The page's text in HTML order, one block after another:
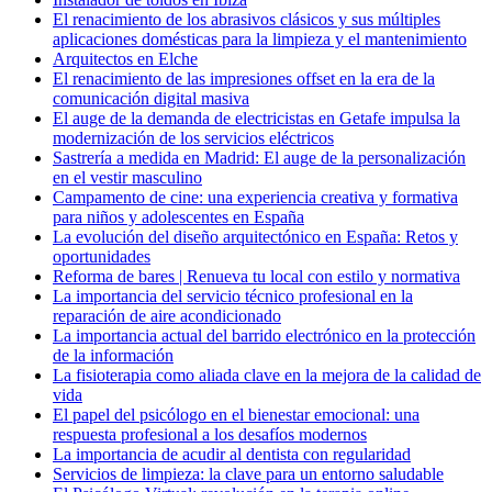
El renacimiento de los abrasivos clásicos y sus múltiples
aplicaciones domésticas para la limpieza y el mantenimiento
Arquitectos en Elche
El renacimiento de las impresiones offset en la era de la
comunicación digital masiva
El auge de la demanda de electricistas en Getafe impulsa la
modernización de los servicios eléctricos
Sastrería a medida en Madrid: El auge de la personalización
en el vestir masculino
Campamento de cine: una experiencia creativa y formativa
para niños y adolescentes en España
La evolución del diseño arquitectónico en España: Retos y
oportunidades
Reforma de bares | Renueva tu local con estilo y normativa
La importancia del servicio técnico profesional en la
reparación de aire acondicionado
La importancia actual del barrido electrónico en la protección
de la información
La fisioterapia como aliada clave en la mejora de la calidad de
vida
El papel del psicólogo en el bienestar emocional: una
respuesta profesional a los desafíos modernos
La importancia de acudir al dentista con regularidad
Servicios de limpieza: la clave para un entorno saludable